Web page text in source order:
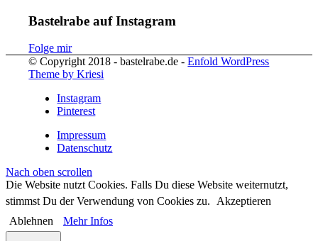
Bastelrabe auf Instagram
Folge mir
© Copyright 2018 - bastelrabe.de -Enfold WordPress
Theme by Kriesi
Instagram
Pinterest
Impressum
Datenschutz
Nach oben scrollen
Die Website nutzt Cookies. Falls Du diese Website weiternutzt,
stimmst Du der Verwendung von Cookies zu.
Akzeptieren
Ablehnen
Mehr Infos